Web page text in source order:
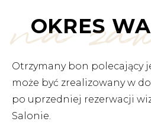
na
OKRES
Otrzymany bon polecający
może być zrealizowany w
po uprzedniej rezerwacji
Salonie.